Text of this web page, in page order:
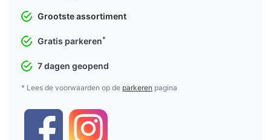
Grootste assortiment
Gratis parkeren*
7 dagen geopend
* Lees de voorwaarden op de parkeren pagina